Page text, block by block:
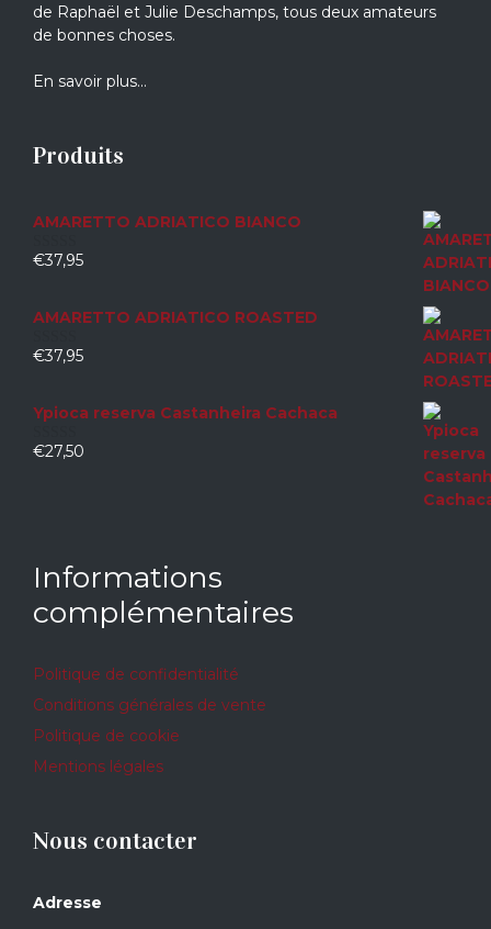
de Raphaël et Julie Deschamps, tous deux amateurs
de bonnes choses.
En savoir plus…
Produits
AMARETTO ADRIATICO BIANCO
0
€37,95
AMARETTO ADRIATICO ROASTED
0
€37,95
Ypioca reserva Castanheira Cachaca
0
€27,50
Informations
complémentaires
Politique de confidentialité
Conditions générales de vente
Politique de cookie
Mentions légales
Nous contacter
Adresse